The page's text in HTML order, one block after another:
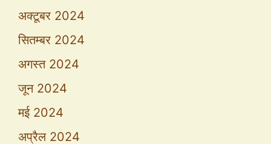
अक्टूबर 2024
सितम्बर 2024
अगस्त 2024
जून 2024
मई 2024
अप्रैल 2024